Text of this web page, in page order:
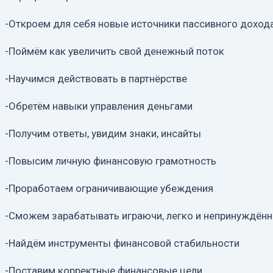
-Откроем для себя новые источники пассивного
-Поймём как увеличить свой денежный поток
-Научимся действовать в партнёрстве
-Обретём навыки управления деньгами
-Получим ответы, увидим знаки, инсайты
-Повысим личную финансовую грамотность
-Проработаем ограничивающие убеждения
-Сможем зарабатывать играючи, легко и
-Найдём инструменты финансовой стабильности
-Поставим корректные финансовые цели